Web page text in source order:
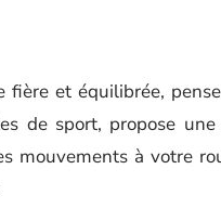
fière et équilibrée,
de sport, propose
mouvements à votre